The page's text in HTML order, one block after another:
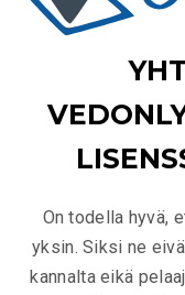
On todella hyvä,
yksin. Siksi ne
kannalta eikä